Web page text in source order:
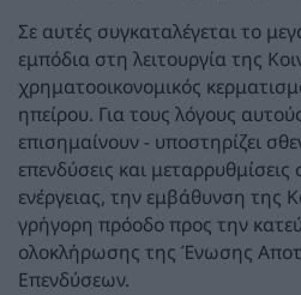
Σε αυτές συγκαταλέγεται το
εμπόδια στη λειτουργία της
χρηματοοικονομικός
ηπείρου. Για τους λόγους
επισημαίνουν - υποστηρίζει
επενδύσεις και
ενέργειας, την εμβάθυνση της
γρήγορη πρόοδο προς την
ολοκλήρωσης της Ένωσης
Επενδύσεων.